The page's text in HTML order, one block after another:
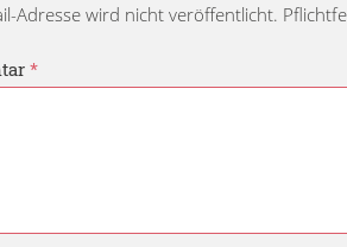
Adresse wird nicht veröffentlicht.
*